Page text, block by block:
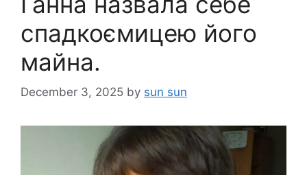
спадкоємицею його
майна.
December 3, 2025 by sun sun